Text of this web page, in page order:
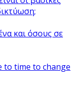
και όσους σε
to time to change